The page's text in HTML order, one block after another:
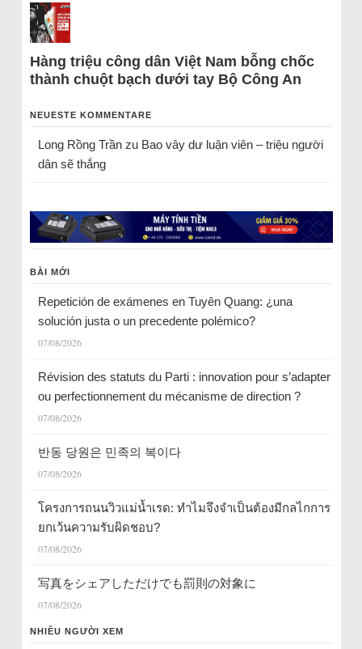
Hàng triệu công dân Việt Nam bỗng chốc
thành chuột bạch dưới tay Bộ Công An
NEUESTE KOMMENTARE
Long Rồng Trầnzu Bao vây dư luận viên – triệu người
dân sẽ thắng
BÀI MỚI
Repetición de exámenes en Tuyên Quang: ¿una
solución justa o un precedente polémico?
07/08/2026
Révision des statuts du Parti : innovation pour s’adapter
ou perfectionnement du mécanisme de direction ?
07/08/2026
반동 당원은 민족의 복이다
07/08/2026
โครงการถนนวิวแม่น้ำเรด: ทำไมจึงจำเป็นต้องมีกลไกการ
ยกเว้นความรับผิดชอบ?
07/08/2026
写真をシェアしただけでも罰則の対象に
07/08/2026
NHIỀU NGƯỜI XEM